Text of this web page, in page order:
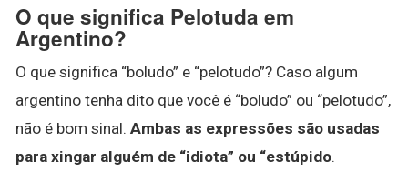
O que significa Pelotuda em
Argentino?
O que significa “boludo” e “pelotudo”? Caso algum
argentino tenha dito que você é “boludo” ou “pelotudo”,
não é bom sinal. Ambas as expressões são usadas
para xingar alguém de “idiota” ou “estúpido.